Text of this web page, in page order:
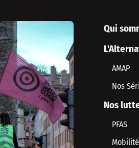
Qui
AMAP
Nos
Nos
PFAS